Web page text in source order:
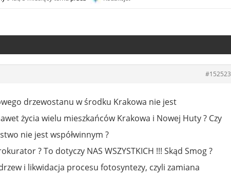
#152523
drzewostanu w środku Krakowa nie jest
życia wielu mieszkańców Krakowa i Nowej Huty ? Czy
nie jest współwinnym ?
? To dotyczy NAS WSZYSTKICH !!! Skąd Smog ?
i likwidacja procesu fotosyntezy, czyli zamiana